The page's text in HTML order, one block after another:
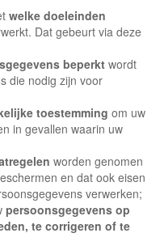
welke doeleinden
Dat gebeurt via deze
beperkt wordt
die nodig zijn voor
toestemming om uw
in gevallen waarin uw
worden genomen
en dat ook eisen
verwerken;
persoonsgegevens op
te corrigeren of te